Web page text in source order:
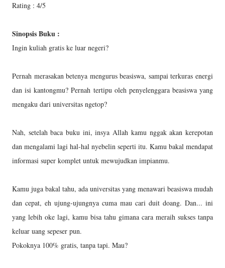
Rating : 4/5
Sinopsis Buku :
Ingin kuliah gratis ke luar negeri?
Pernah merasakan betenya mengurus beasiswa, sampai terkuras energi
dan isi kantongmu? Pernah tertipu oleh penyelenggara beasiswa yang
mengaku dari universitas ngetop?
Nah, setelah baca buku ini, insya Allah kamu nggak akan kerepotan
dan mengalami lagi hal-hal nyebelin seperti itu. Kamu bakal mendapat
informasi super komplet untuk mewujudkan impianmu.
Kamu juga bakal tahu, ada universitas yang menawari beasiswa mudah
dan cepat, eh ujung-ujungnya cuma mau cari duit doang. Dan... ini
yang lebih oke lagi, kamu bisa tahu gimana cara meraih sukses tanpa
keluar uang sepeser pun.
Pokoknya 100% gratis, tanpa tapi. Mau?